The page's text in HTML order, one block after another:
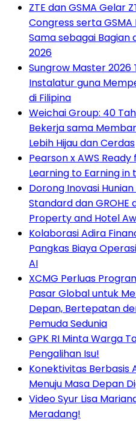
ZTE dan GSMA Gelar
Congress serta GSMA
Sama sebagai Bagian
2026
Sungrow Master
Instalatur guna
di Filipina
Weichai Group: 40
Bekerja sama
Lebih Hijau dan Cerdas
Pearson x AWS
Learning to Earning in
Dorong Inovasi
Standard dan GROHE
Property and Hotel
Kolaborasi Adira
Pangkas Biaya
AI
XCMG Perluas
Pasar Global untuk
Depan, Bertepatan
Pemuda Sedunia
GPK RI Minta Warga
Pengalihan Isu!
Konektivitas Berbasis
Menuju Masa Depan
Video Syur Lisa
Meradang!